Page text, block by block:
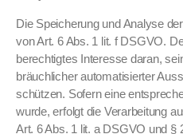
Die Spe­icherung und Analyse
von Art. 6 Abs. 1 lit. f DSGVO.
berechtigtes Inter­esse daran,
bräuch­lich­er automa­tisiert­er
schützen. Sofern eine
wurde, erfol­gt die Ver­ar­beitung
Art. 6 Abs. 1 lit. a DSGVO und §